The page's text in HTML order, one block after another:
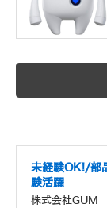
未経験OK!/部
験活躍
株式会社GUM